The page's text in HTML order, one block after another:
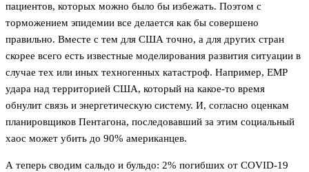
пациентов, которых можно было бы избежать. Поэтом с
торможением эпидемии все делается как бы совершено
правильно. Вместе с тем для США точно, а для других стран
скорее всего есть известные моделирования развития ситуации в
случае тех или иных техногенных катастроф. Например, EMP
удара над территорией США, который на какое-то время
обнулит связь и энергетическую систему. И, согласно оценкам
планировщиков Пентагона, последовавший за этим социальный
хаос может убить до 90% американцев.
А теперь сводим сальдо и бульдо: 2% погибших от COVID-19